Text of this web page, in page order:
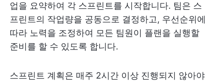
업을 요약하여 각 스프린트를 시작합니다. 팀은 스
프린트의 작업량을 공동으로 결정하고, 우선순위에
따라 노력을 조정하여 모든 팀원이 플랜을 실행할
준비를 할 수 있도록 합니다.
스프린트 계획은 매주 2시간 이상 진행되지 않아야